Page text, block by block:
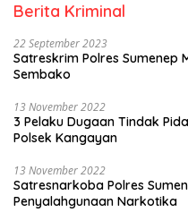
Berita Kriminal
22 September 2023
Satreskrim Polres Sumenep
Sembako
13 November 2022
3 Pelaku Dugaan Tindak
Polsek Kangayan
13 November 2022
Satresnarkoba Polres
Penyalahgunaan Narkotika